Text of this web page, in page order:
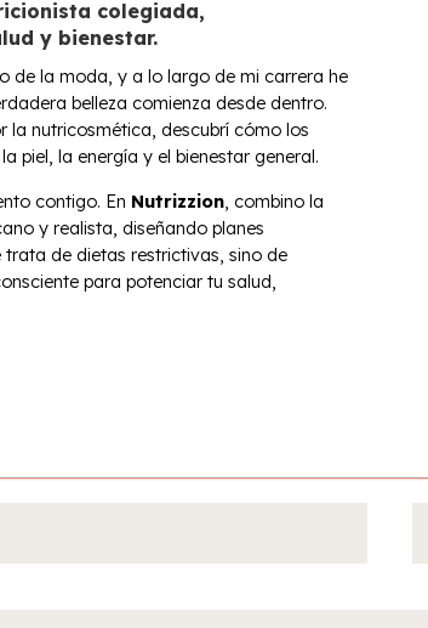
colegiada,
y bienestar.
de la moda, y a lo largo de mi carrera he
belleza comienza desde dentro.
la nutricosmética, descubrí cómo los
piel, la energía y el bienestar general.
contigo. En Nutrizzion, combino la
y realista, diseñando planes
de dietas restrictivas, sino de
para potenciar tu salud,